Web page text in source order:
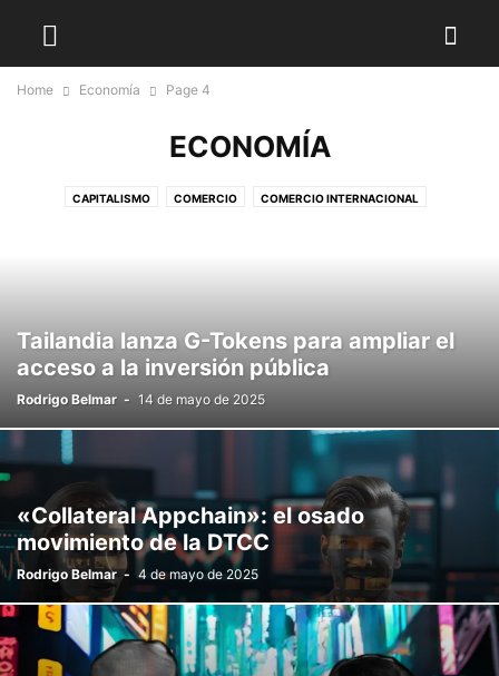
Home Economía Page 4
ECONOMÍA
CAPITALISMO COMERCIO COMERCIO INTERNACIONAL
Tailandia lanza G-Tokens para ampliar el
acceso a la inversión pública
Rodrigo Belmar - 14 de mayo de 2025
«Collateral Appchain»: el osado
movimiento de la DTCC
Rodrigo Belmar - 4 de mayo de 2025